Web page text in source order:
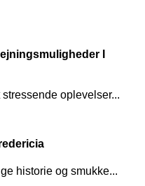
I
oplevelser...
historie og smukke...